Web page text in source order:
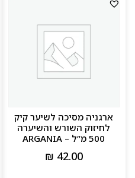
ארגניה מסיכה לשיער קיק
לחיזוק השורש והשיערה
500 מ”ל – ARGANIA
₪ 42.00